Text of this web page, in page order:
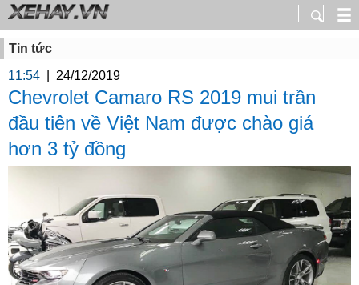
Tin tức
11:54
24/12/2019
Chevrolet Camaro RS 2019 mui trần
đầu tiên về Việt Nam được chào giá
hơn 3 tỷ đồng